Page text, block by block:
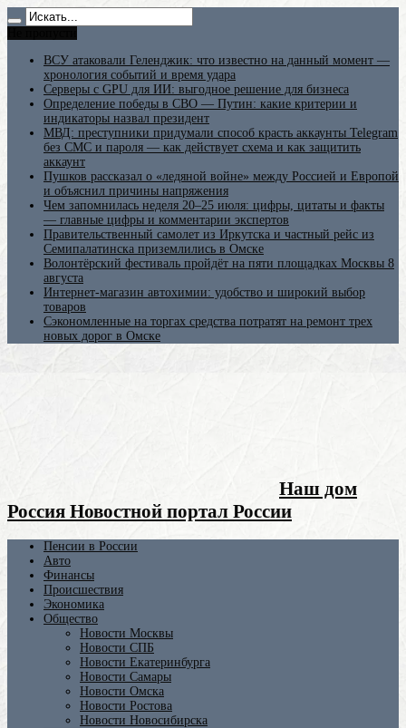
ВСУ атаковали Геленджик: что известно на данный момент —
хронология событий и время удара
Серверы с GPU для ИИ: выгодное решение для бизнеса
Определение победы в СВО — Путин: какие критерии и
индикаторы назвал президент
МВД: преступники придумали способ красть аккаунты Telegram
без СМС и пароля — как действует схема и как защитить
аккаунт
Пушков рассказал о «ледяной войне» между Россией и Европой
и объяснил причины напряжения
Чем запомнилась неделя 20–25 июля: цифры, цитаты и факты
— главные цифры и комментарии экспертов
Правительственный самолет из Иркутска и частный рейс из
Семипалатинска приземлились в Омске
Волонтёрский фестиваль пройдёт на пяти площадках Москвы 8
августа
Интернет-магазин автохимии: удобство и широкий выбор
товаров
Сэкономленные на торгах средства потратят на ремонт трех
новых дорог в Омске
Наш дом
Россия Новостной портал России
Пенсии в России
Авто
Финансы
Происшествия
Экономика
Общество
Новости Москвы
Новости СПБ
Новости Екатеринбурга
Новости Самары
Новости Омска
Новости Ростова
Новости Новосибирска